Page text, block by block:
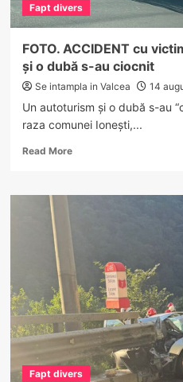
Fapt divers
FOTO. ACCIDENT cu
și o dubă s-au ciocnit
Se intampla in Valcea 14
Un autoturism și o dubă s-au
raza comunei Ionești,...
Read MoreRead
FOTO.
victime
la
IONEȘTI.
O
mașină
și
o
dubă
s-
au
Fapt divers